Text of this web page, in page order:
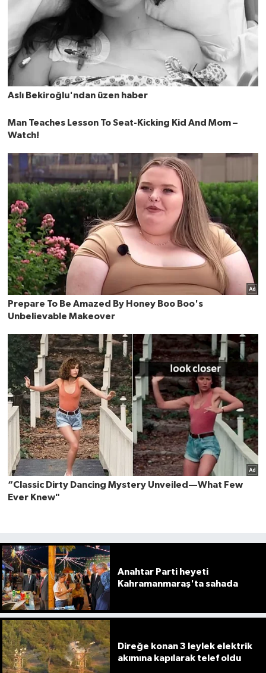
Anahtar Parti heyeti
Kahramanmaraş'ta sahada
Direğe konan 3 leylek elektrik
akımına kapılarak telef oldu